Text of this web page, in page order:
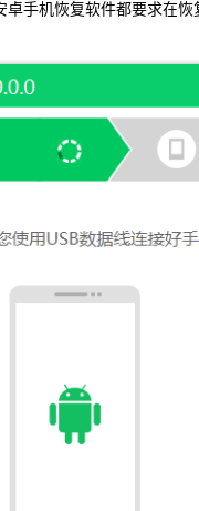
快
手机恢复软件都要求在